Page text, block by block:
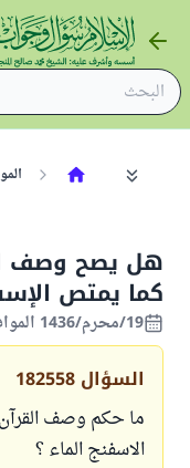
هل يصح وصف
كما يمتص
19/محرم/1436 الموافق 12/نوفمبر/2014
السؤال 182558
ما حكم وصف
الاسفنج الماء ؟